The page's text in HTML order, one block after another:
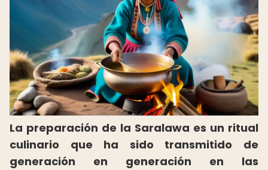
La preparación de la Saralawa es un ritual
culinario que ha sido transmitido de
generación en generación en las